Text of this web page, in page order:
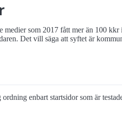
som 2017 fått mer än 100
Det vill säga att syftet är
enbart startsidor som är